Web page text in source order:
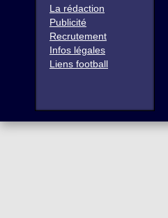
La rédaction
Publicité
Recrutement
Infos légales
Liens football